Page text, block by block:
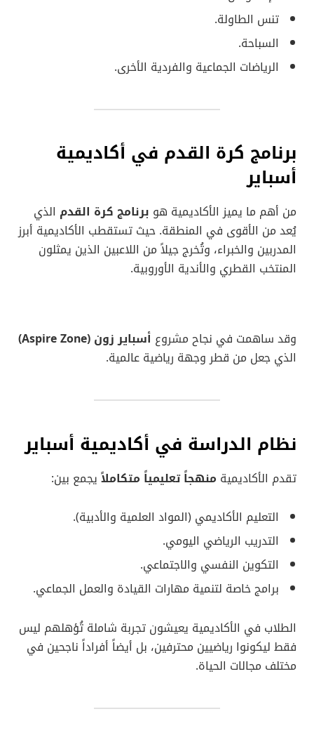
تنس الطاولة.
السباحة.
الرياضات الجماعية والفردية الأخرى.
برنامج كرة القدم في أكاديمية
أسباير
من أهم ما يميز الأكاديمية هو برنامج كرة القدم الذي
يُعد من الأقوى في المنطقة. حيث تستقطب الأكاديمية أبرز
المدربين والخبراء، وتُخرج جيلاً من اللاعبين الذين يمثلون
المنتخب القطري والأندية الأوروبية.
وقد ساهمت في نجاح مشروع أسباير زون (Aspire Zone)
الذي جعل من قطر وجهة رياضية عالمية.
نظام الدراسة في أكاديمية أسباير
تقدم الأكاديمية منهجاً تعليمياً متكاملاً يجمع بين:
التعليم الأكاديمي (المواد العلمية والأدبية).
التدريب الرياضي اليومي.
التكوين النفسي والاجتماعي.
برامج خاصة لتنمية مهارات القيادة والعمل الجماعي.
الطلاب في الأكاديمية يعيشون تجربة شاملة تُؤهلهم ليس
فقط ليكونوا رياضيين محترفين، بل أيضاً أفراداً ناجحين في
مختلف مجالات الحياة.